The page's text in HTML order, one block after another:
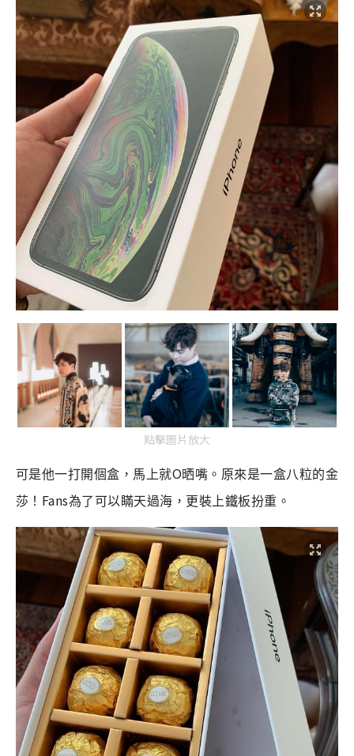
點擊圖片放大
可是他一打開個盒，馬上就O晒嘴。原來是一盒八粒的金
莎！ Fans為了可以瞞天過海，更裝上鐵板扮重。